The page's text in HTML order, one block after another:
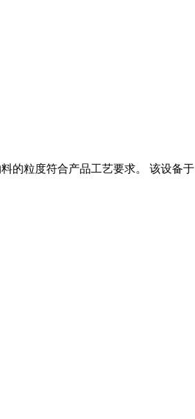
的粒度符合产品工艺要求。 该设备